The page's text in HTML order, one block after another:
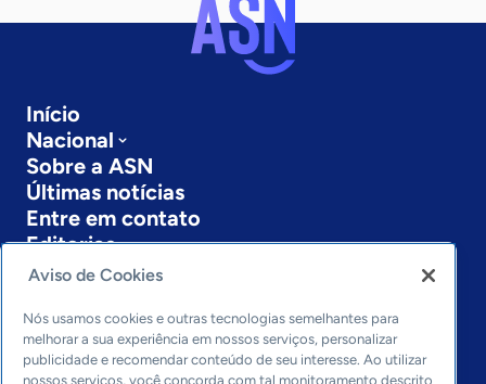
Início
Nacional
Sobre a ASN
Últimas notícias
Entre em contato
Editorias
Economia & Política
Inovação & Tecnologia
Cultura empreendedora
Dados
Aviso de Cookies
Nós usamos cookies e outras tecnologias semelhantes para
melhorar a sua experiência em nossos serviços, personalizar
publicidade e recomendar conteúdo de seu interesse. Ao utilizar
nossos serviços, você concorda com tal monitoramento descrito